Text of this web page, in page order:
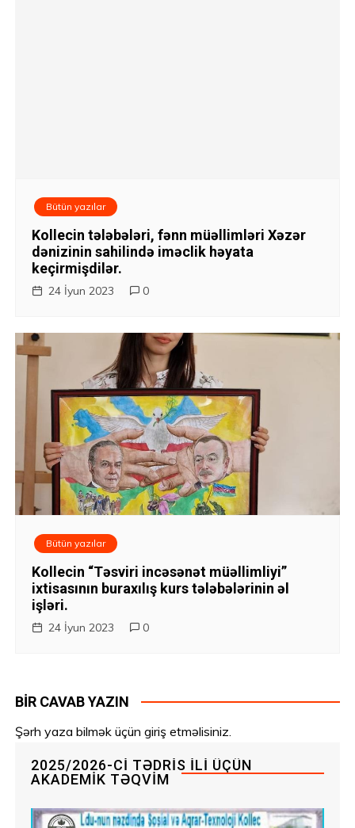
Bütün yazılar
Kollecin tələbələri, fənn müəllimləri Xəzər
dənizinin sahilində iməclik həyata
keçirmişdilər.
24 İyun 2023 0
Bütün yazılar
Kollecin “Təsviri incəsənət müəllimliyi”
ixtisasının buraxılış kurs tələbələrinin əl
işləri.
24 İyun 2023 0
BIR CAVAB YAZIN
Şərh yaza bilmək üçüngiriş etməlisiniz
2025/2026-CI TƏDRIS ILI ÜÇÜN
AKADEMIK TƏQVIM